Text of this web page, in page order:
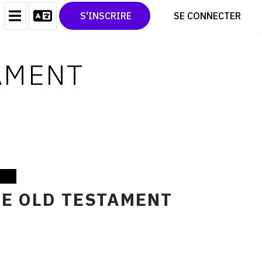
S'INSCRIRE SE CONNECTER
CONTACT
CGU
TWITTER
PINTEREST
OLD TESTAMENT